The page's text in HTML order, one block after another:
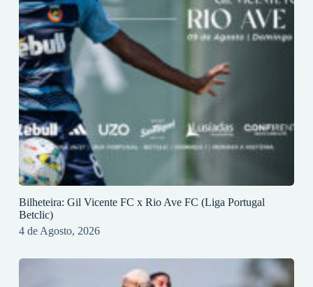
Bilheteira: Gil Vicente FC x Rio Ave FC (Liga Portugal
Betclic)
4 de Agosto, 2026